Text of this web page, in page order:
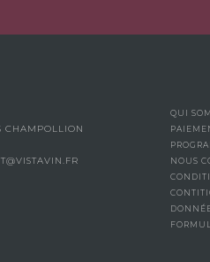
CHAMPOLLION
QUI
NOUS